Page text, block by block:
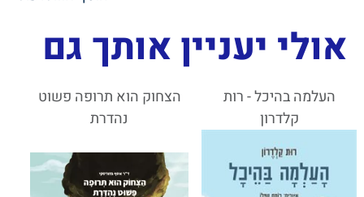
אולי יעניין אותך גם
העלמה בהיכל - רות
קלדרון
הצחוק הוא תרופה פשוט
נהדרת